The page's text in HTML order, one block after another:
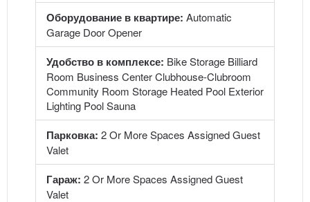
Оборудование в квартире: Automatic
Garage Door Opener
Удобство в комплексе: Bike Storage Billiard
Room Business Center Clubhouse-Clubroom
Community Room Storage Heated Pool Exterior
Lighting Pool Sauna
Парковка: 2 Or More Spaces Assigned Guest
Valet
Гараж: 2 Or More Spaces Assigned Guest
Valet